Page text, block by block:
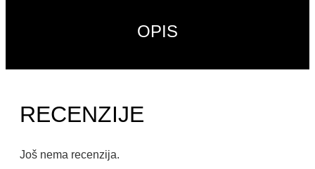
OPIS
RECENZIJE
Još nema recenzija.